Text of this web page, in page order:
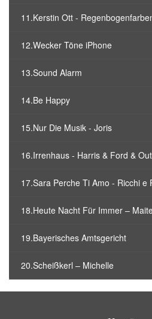
11.Kerstin Ott -
12.Wecker Töne iPhone
13.Sound Alarm
14.Be Happy
15.Nur Die Musik - Joris
16.Irrenhaus - Harris & Ford &
17.Sara Perche Ti Amo - Ricchi e
18.Heute Nacht Für Immer –
19.Bayerisches Amtsgericht
20.Scheißkerl – Michelle